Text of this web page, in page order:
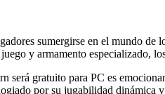
sumergirse en el mundo de
y armamento especializado,
será gratuito para PC es
por su jugabilidad dinámica